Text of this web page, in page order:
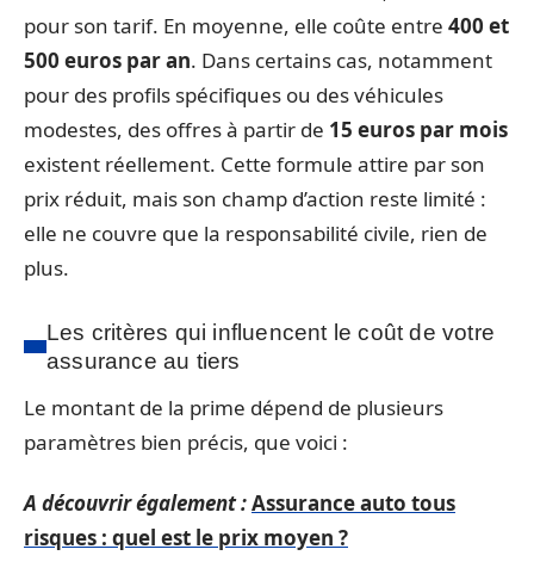
pour son tarif. En moyenne, elle coûte entre 400 et
500 euros par an. Dans certains cas, notamment
pour des profils spécifiques ou des véhicules
modestes, des offres à partir de 15 euros par mois
existent réellement. Cette formule attire par son
prix réduit, mais son champ d’action reste limité :
elle ne couvre que la responsabilité civile, rien de
plus.
Les critères qui influencent le coût de votre
assurance au tiers
Le montant de la prime dépend de plusieurs
paramètres bien précis, que voici :
A découvrir également :Assurance auto tous
risques : quel est le prix moyen ?